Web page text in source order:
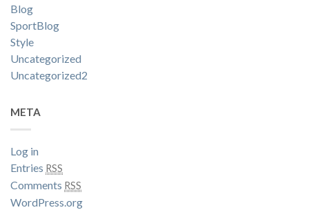
Blog
SportBlog
Style
Uncategorized
Uncategorized2
META
Log in
Entries RSS
Comments RSS
WordPress.org